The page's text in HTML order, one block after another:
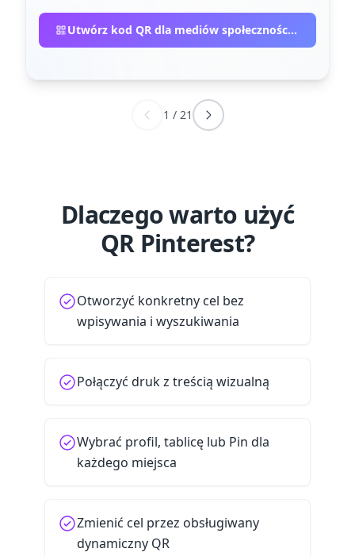
Utwórz kod QR dla mediów społecznościowych
1 / 21
Dlaczego warto użyć
QR Pinterest?
Otworzyć konkretny cel bez
wpisywania i wyszukiwania
Połączyć druk z treścią wizualną
Wybrać profil, tablicę lub Pin dla
każdego miejsca
Zmienić cel przez obsługiwany
dynamiczny QR